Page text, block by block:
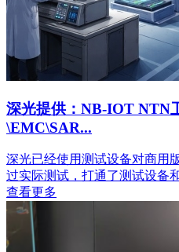
深光提供：NB-IOT NTN
\EMC\SAR...
深光已经使用测试设备对商用
过实际测试，打通了测试设备
查看更多